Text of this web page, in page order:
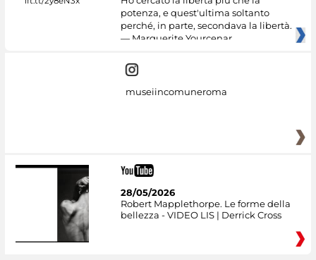
potenza, e quest'ultima soltanto
perché, in parte, secondava la libertà.
— Marguerite Yourcenar
museiincomuneroma
28/05/2026
Robert Mapplethorpe. Le forme della
bellezza - VIDEO LIS | Derrick Cross